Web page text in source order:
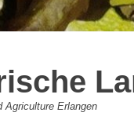
Agriculture Erlangen